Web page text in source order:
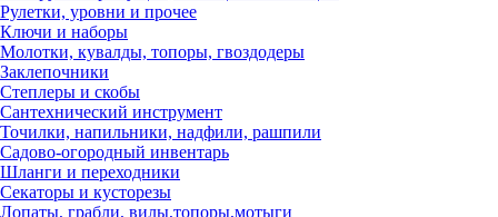
Рулетки, уровни и прочее
Ключи и наборы
Молотки, кувалды, топоры, гвоздодеры
Заклепочники
Степлеры и скобы
Сантехнический инструмент
Точилки, напильники, надфили, рашпили
Садово-огородный инвентарь
Шланги и переходники
Секаторы и кусторезы
Лопаты, грабли, вилы,топоры,мотыги